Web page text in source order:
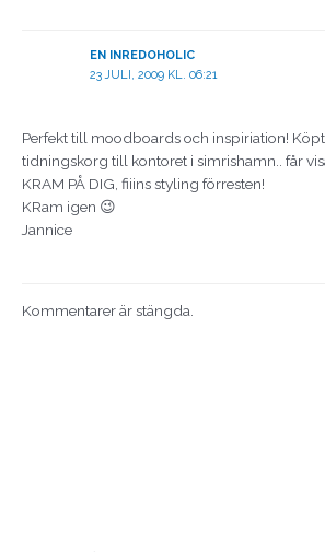
EN INREDOHOLIC
23 JULI, 2009 KL. 06:21
Perfekt till moodboards och inspiriation!
tidningskorg till kontoret i simrishamn.. får
KRAM PÅ DIG, fiiins styling förresten!
KRam igen 😉
Jannice
Kommentarer är stängda.